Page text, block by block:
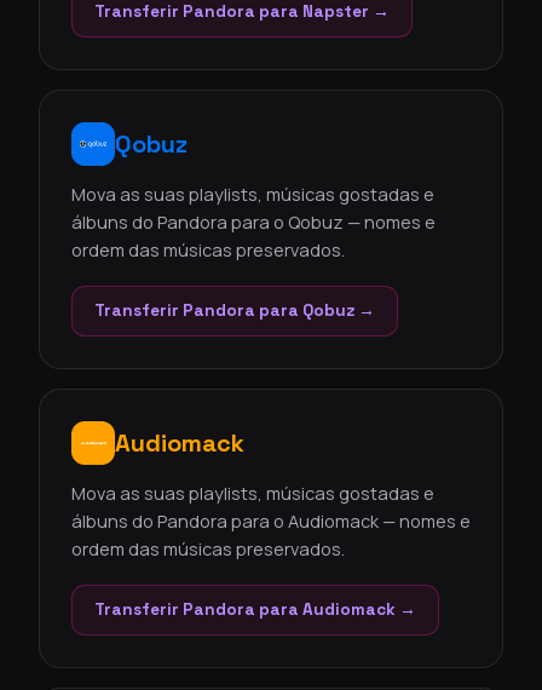
Transferir Pandora para Napster →
Qobuz
Mova as suas playlists, músicas gostadas e
álbuns do Pandora para o Qobuz — nomes e
ordem das músicas preservados.
Transferir Pandora para Qobuz →
Audiomack
Mova as suas playlists, músicas gostadas e
álbuns do Pandora para o Audiomack — nomes e
ordem das músicas preservados.
Transferir Pandora para Audiomack →